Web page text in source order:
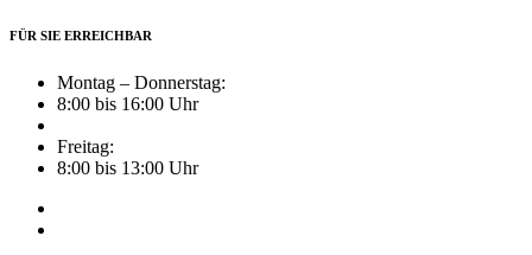
FÜR SIE ERREICHBAR
Montag – Donnerstag:
8:00 bis 16:00 Uhr
Freitag:
8:00 bis 13:00 Uhr